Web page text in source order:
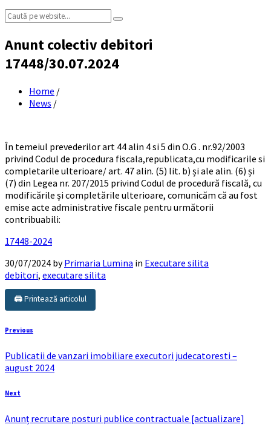
Search:
Anunt colectiv debitori
17448/30.07.2024
Home /
News /
În temeiul prevederilor art 44 alin 4 si 5 din O.G . nr.92/2003
privind Codul de procedura fiscala,republicata,cu modificarile si
completarile ulterioare/ art. 47 alin. (5) lit. b) și ale alin. (6) și
(7) din Legea nr. 207/2015 privind Codul de procedură fiscală, cu
modificările și completările ulterioare, comunicăm că au fost
emise acte administrative fiscale pentru următorii
contribuabili:
17448-2024
30/07/2024 byPrimaria Lumina in Executare silita
debitori, executare silita
🖨️ Printează articolul
Previous
Publicatii de vanzari imobiliare executori judecatoresti –
august 2024
Next
Anunț recrutare posturi publice contractuale [actualizare]